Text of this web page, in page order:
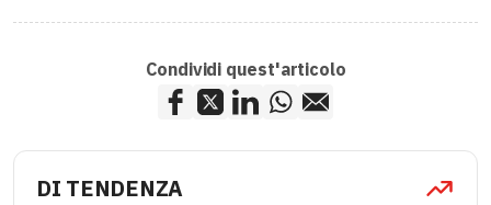
Condividi quest'articolo
DI TENDENZA